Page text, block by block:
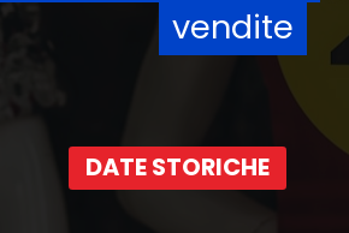
vendite
vendite
DATE STORICHE